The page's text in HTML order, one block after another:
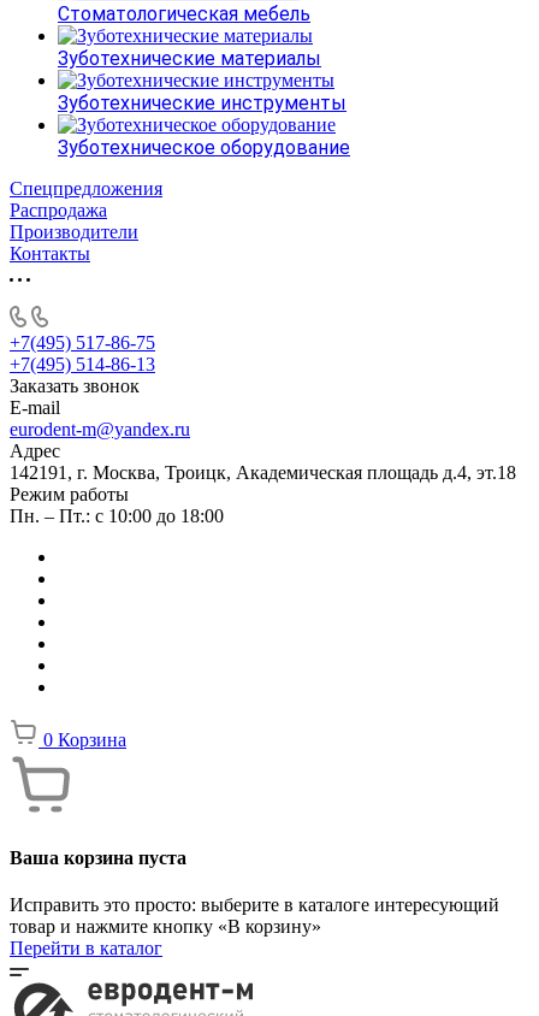
Стоматологическая мебель
Зуботехнические материалы
Зуботехнические инструменты
Зуботехническое оборудование
Спецпредложения
Распродажа
Производители
Контакты
+7(495) 517-86-75
+7(495) 514-86-13
Заказать звонок
E-mail
eurodent-m@yandex.ru
Адрес
142191, г. Москва, Троицк, Академическая площадь д.4, эт.18
Режим работы
Пн. – Пт.: с 10:00 до 18:00
0 Корзина
Ваша корзина пуста
Исправить это просто: выберите в каталоге интересующий
товар и нажмите кнопку «В корзину»
Перейти в каталог